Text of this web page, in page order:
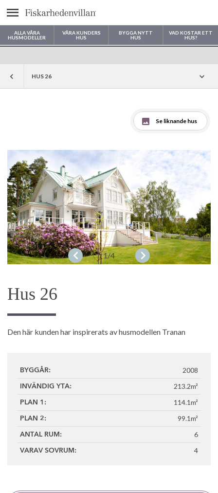
Meny
ALLA VÅRA
HUSMODELLER
VÅRA KUNDERS
HUS
BYGGA NYTT
HUS
VAD KOSTAR ETT
HUS?
Var vill du bygga ditt hus?
HUS 26
Se liknande hus
1/4
Hus 26
Den här kunden har inspirerats av husmodellen Tranan
BYGGÅR: 2008
INVÄNDIG YTA: 213.2m²
PLAN 1: 114.1m²
PLAN 2: 99.1m²
ANTAL RUM: 6
VARAV SOVRUM: 4